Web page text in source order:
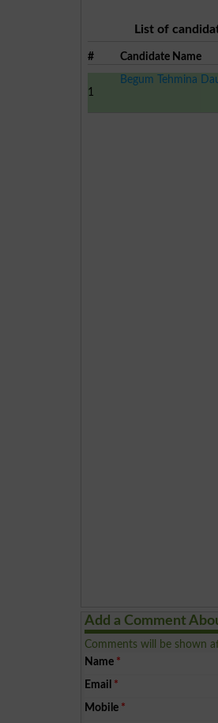
List of
# Candidate Name
1
Begum Tehmina
Add a Comment
Comments will be shown
Name *
Email *
Mobile *